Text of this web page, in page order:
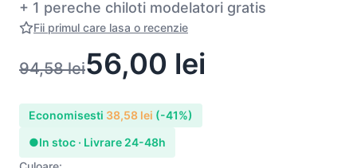
+ 1 pereche chiloti modelatori gratis
Fii primul care lasa o recenzie
94,58lei56,00 lei
Economisesti 38,58 lei (-41%)
●In stoc · Livrare 24-48h